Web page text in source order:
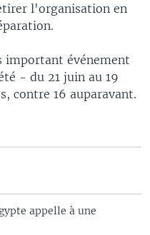
l'organisation en
important événement
- du 21 juin au 19
contre 16 auparavant.
appelle à une